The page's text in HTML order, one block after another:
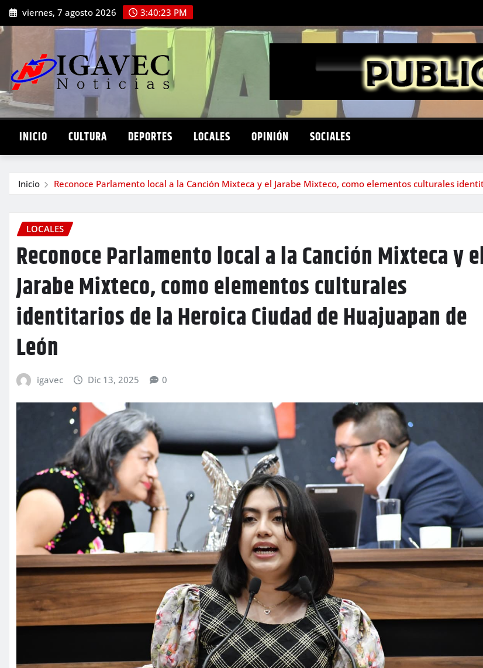
Saltar
al
contenido
viernes, 7 agosto 2026 3:40:24 PM
INICIO CULTURA DEPORTES LOCALES OPINIÓN SOCIALES
Inicio Reconoce Parlamento local a la Canción Mixteca y el Jarabe Mixteco, como elementos culturales
LOCALES
Reconoce Parlamento local a la Canción Mixteca y
Jarabe Mixteco, como elementos culturales
identitarios de la Heroica Ciudad de Huajuapan de
León
igavec Dic 13, 2025 0